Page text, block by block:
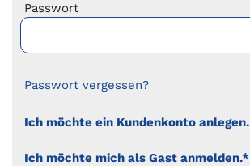
Passwort
Passwort vergessen?
Ich möchte ein Kundenkonto anlegen.
Ich möchte mich als Gast anmelden.*